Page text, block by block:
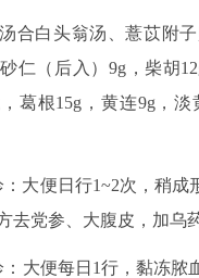
合白头翁汤、薏苡附
仁（后入）9g，柴胡
葛根15g，黄连9g，
：大便日行1~2次，稍
去党参、大腹皮，加乌
：大便每日1行，黏冻